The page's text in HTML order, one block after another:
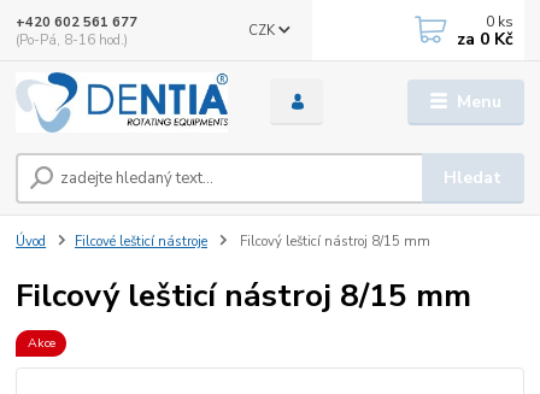
Menu
CZK
Hledat
+420 602 561 677
(Po-Pá, 8-16 hod.)
0 ks
za 0 Kč
Úvod Filcové lešticí nástroje Filcový lešticí nástroj 8/15 mm
Filcový lešticí nástroj 8/15 mm
Akce